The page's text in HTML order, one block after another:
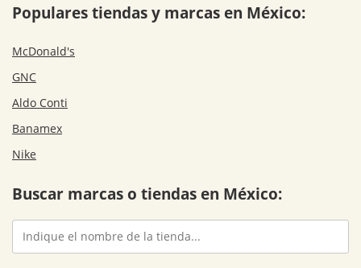
Populares tiendas y marcas en México:
McDonald's
GNC
Aldo Conti
Banamex
Nike
Buscar marcas o tiendas en México: